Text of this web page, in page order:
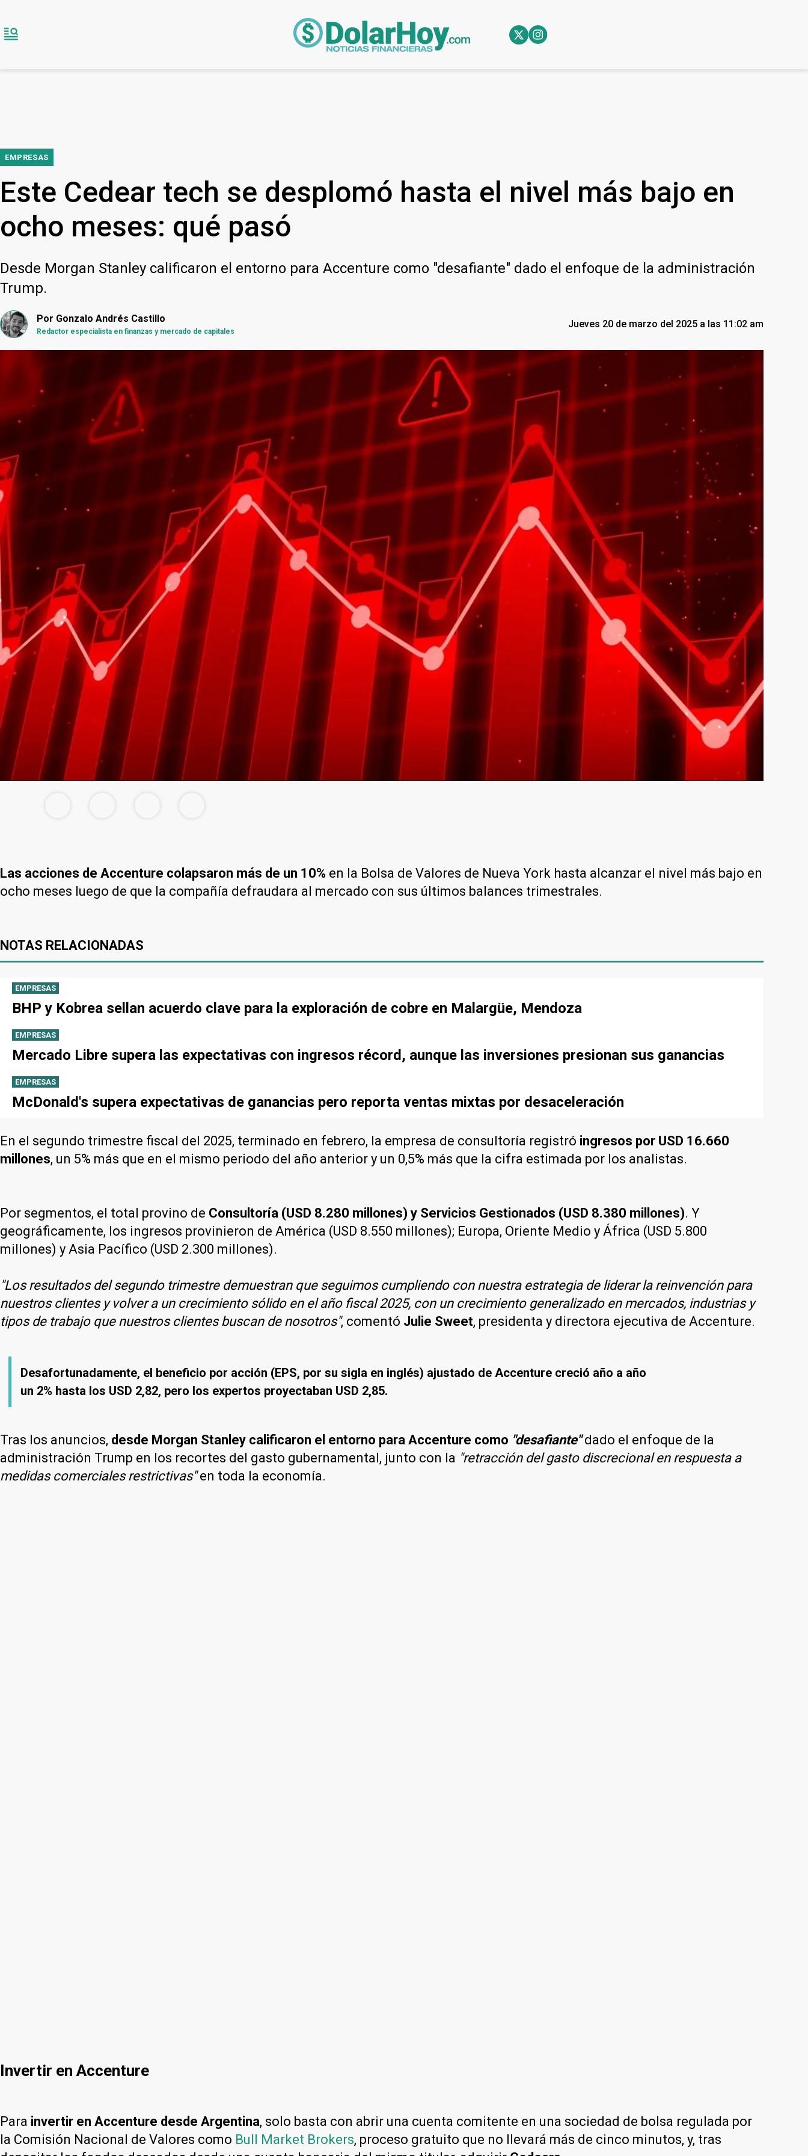
EMPRESAS
Este Cedear tech se desplomó hasta el nivel más bajo en
ocho meses: qué pasó
Desde Morgan Stanley calificaron el entorno para Accenture como "desafiante" dado el enfoque de la administración
Trump.
Por Gonzalo Andrés Castillo
Redactor especialista en finanzas y mercado de capitales
Jueves 20 de marzo del 2025 a las 11:02 am
Las acciones de Accenture colapsaron más de un 10% en la Bolsa de Valores de Nueva York hasta alcanzar el nivel más bajo en
ocho meses luego de que la compañía defraudara al mercado con sus últimos balances trimestrales.
NOTAS RELACIONADAS
EMPRESAS
BHP y Kobrea sellan acuerdo clave para la exploración de cobre en Malargüe, Mendoza
EMPRESAS
Mercado Libre supera las expectativas con ingresos récord, aunque las inversiones presionan sus ganancias
EMPRESAS
McDonald's supera expectativas de ganancias pero reporta ventas mixtas por desaceleración
En el segundo trimestre fiscal del 2025, terminado en febrero, la empresa de consultoría registró ingresos por USD 16.660
millones, un 5% más que en el mismo periodo del año anterior y un 0,5% más que la cifra estimada por los analistas.
Por segmentos, el total provino de Consultoría (USD 8.280 millones) y Servicios Gestionados (USD 8.380 millones). Y
geográficamente, los ingresos provinieron de América (USD 8.550 millones); Europa, Oriente Medio y África (USD 5.800
millones) y Asia Pacífico (USD 2.300 millones).
"Los resultados del segundo trimestre demuestran que seguimos cumpliendo con nuestra estrategia de liderar la reinvención para
nuestros clientes y volver a un crecimiento sólido en el año fiscal 2025, con un crecimiento generalizado en mercados, industrias y
tipos de trabajo que nuestros clientes buscan de nosotros", comentó Julie Sweet, presidenta y directora ejecutiva de Accenture.
Desafortunadamente, el beneficio por acción (EPS, por su sigla en inglés) ajustado de Accenture creció año a año
un 2% hasta los USD 2,82, pero los expertos proyectaban USD 2,85.
Tras los anuncios, desde Morgan Stanley calificaron el entorno para Accenture como "desafiante"dado el enfoque de la
administración Trump en los recortes del gasto gubernamental, junto con la "retracción del gasto discrecional en respuesta a
medidas comerciales restrictivas"en toda la economía.
Invertir en Accenture
Para invertir en Accenture desde Argentina, solo basta con abrir una cuenta comitente en una sociedad de bolsa regulada por
la Comisión Nacional de Valores como Bull Market Brokers, proceso gratuito que no llevará más de cinco minutos, y, tras